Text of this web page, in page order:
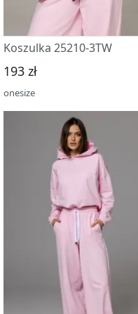
Koszulka 25210-3TW
193 zł
onesize